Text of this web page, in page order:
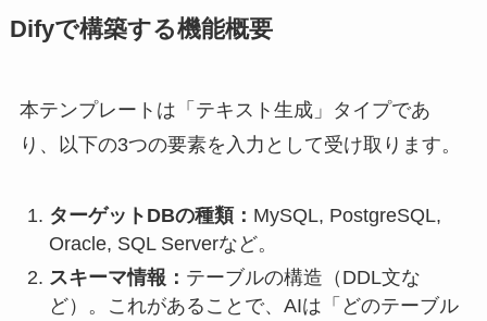
Difyで構築する機能概要
本テンプレートは「テキスト生成」タイプであ
り、以下の3つの要素を入力として受け取ります。
ターゲットDBの種類： MySQL, PostgreSQL,
Oracle, SQL Serverなど。
スキーマ情報： テーブルの構造（DDL文な
ど）。これがあることで、AIは「どのテーブル